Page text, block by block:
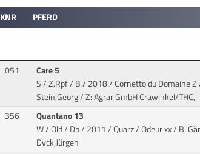
KNR PFERD
051
Care 5
S / Z.Rpf / B / 2018 / Cornetto du Domaine Z
Stein,Georg / Z: Agrar GmbH Crawinkel/THC,
356
Quantano 13
W / Old / Db / 2011 / Quarz / Odeur xx/ B:
Dyck,Jürgen